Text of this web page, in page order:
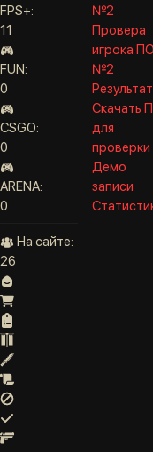
FPS+:
11
FUN:
0
CSGO:
0
ARENA:
0
На сайте:
26
№2
Провера
игрока ПО
№2
Результат
Скачать
для
проверки
Демо
записи